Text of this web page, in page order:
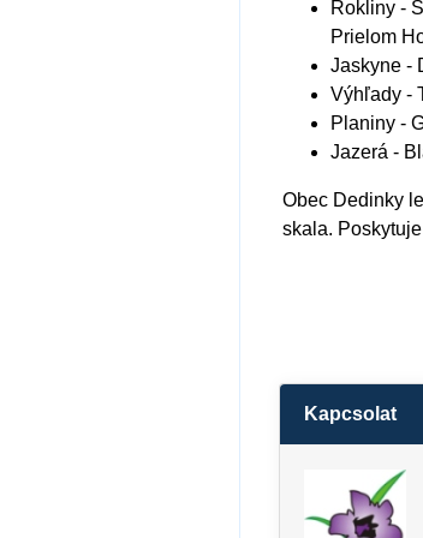
Rokliny -
Prielom
Jaskyne -
Výhľady -
Planiny -
Jazerá -
Obec Dedinky
skala.
Kapcsolat